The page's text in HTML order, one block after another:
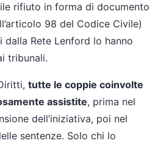
rifiuto in forma di documento
98 del Codice Civile)
Rete Lenford lo hanno
tribunali.
tutte le coppie coinvolte
assistite, prima nel
dell’iniziativa, poi nel
sentenze. Solo chi lo